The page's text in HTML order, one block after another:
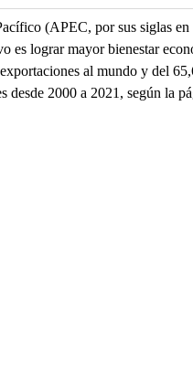
(APEC, por sus siglas en
es lograr mayor bienestar
al mundo y del
desde 2000 a 2021, según la